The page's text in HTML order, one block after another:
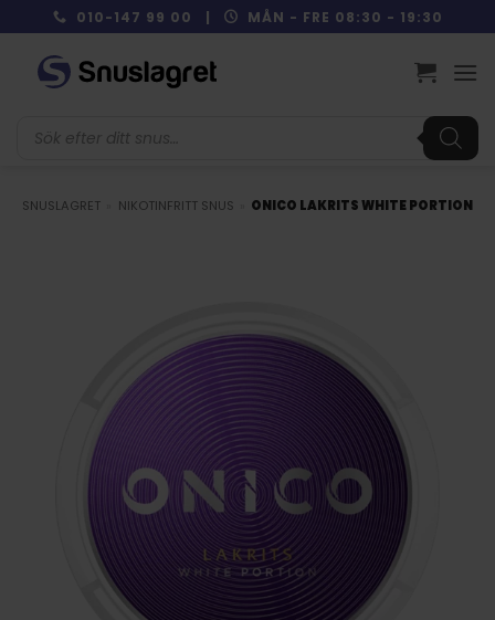
to
content
010-147 99 00 | MÅN - FRE 08:30 - 19:30
SNUSLAGRET NIKOTINFRITT SNUS ONICO LAKRITS WHITE PORTION